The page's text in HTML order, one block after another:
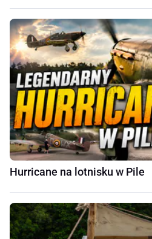
Hurricane na lotnisku w Pile